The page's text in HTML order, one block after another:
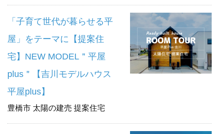
「子育て世代が暮らせる平
屋」をテーマに【提案住
宅】NEW MODEL＂平屋
plus＂【吉川モデルハウス
平屋plus】
豊橋市 太陽の建売 提案住宅